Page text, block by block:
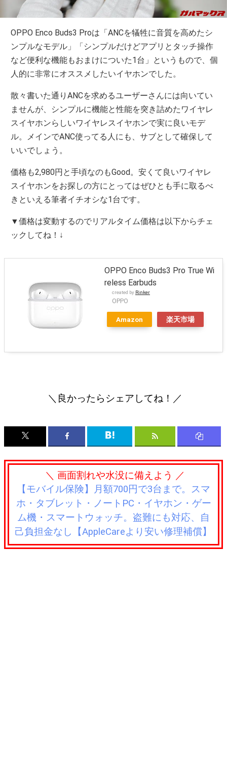
OPPO Enco Buds3 Proは「ANCを犠牲に音質を高めたシ
ンプルなモデル」「シンプルだけどアプリとタッチ操作
など便利な機能もおまけについた1台」というもので、個
人的に非常にオススメしたいイヤホンでした。
散々書いた通りANCを求めるユーザーさんには向いてい
ませんが、シンプルに機能と性能を突き詰めたワイヤレ
スイヤホンらしいワイヤレスイヤホンで実に良いモデ
ル。メインでANC使ってる人にも、サブとして確保して
いいでしょう。
価格も2,980円と手頃なのもGood。安くて良いワイヤレ
スイヤホンをお探しの方にとってはぜひとも手に取るべ
きといえる筆者イチオシな1台です。
▼価格は変動するのでリアルタイム価格は以下からチェ
ックしてね！↓
OPPO Enco Buds3 Pro True Wi
reless Earbuds
created by Rinker
OPPO
Amazon 楽天市場
＼良かったらシェアしてね！／
＼ 画面割れや水没に備えよう ／
【モバイル保険】月額700円で3台まで。スマ
ホ・タブレット・ノートPC・イヤホン・ゲー
ム機・スマートウォッチ。盗難にも対応、自
己負担金なし【AppleCareより安い修理補償】